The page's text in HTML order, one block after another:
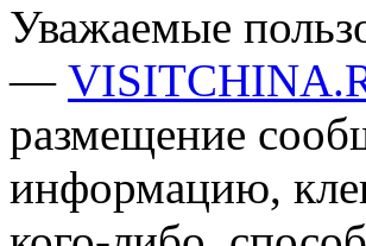
Уважаемые
—
размещение
информацию,